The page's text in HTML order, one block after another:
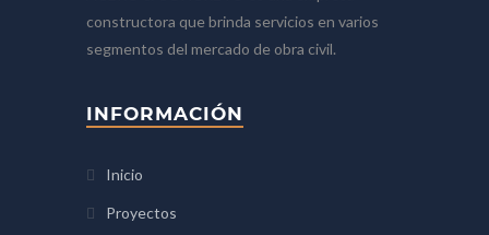
constructora que brinda servicios en varios
segmentos del mercado de obra civil.
INFORMACIÓN
Inicio
Proyectos